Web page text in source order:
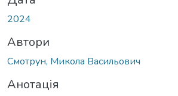
2024
Автори
Смотрун, Микола Васильович
Анотація